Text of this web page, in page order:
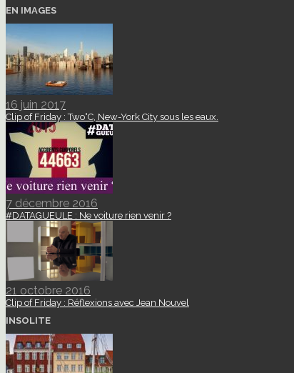
EN IMAGES
16 juin 2017
Clip of Friday : Two°C, New-York City sous les eaux.
7 décembre 2016
#DATAGUEULE : Ne voiture rien venir ?
21 octobre 2016
Clip of Friday : Réflexions avec Jean Nouvel
INSOLITE